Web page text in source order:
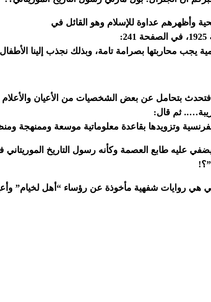
وأظهرهم عداوة للإسلام وهو القائل في
محاربتها بصرامة تامة، وبذلك نجذب إلينا
بتحامل عن بعض الشخصيات من الأعيان والأعلام
ثم قال:
وتزويدها بقاعدة معلوماتية موسعة وممنهجة
عليه طابع العصمة وكأنه رسول التاريخ